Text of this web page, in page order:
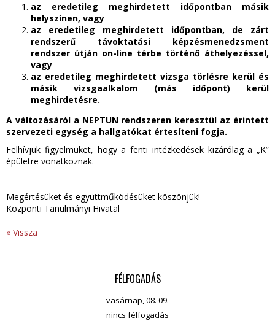
az eredetileg meghirdetett időpontban másik
helyszínen, vagy
az eredetileg meghirdetett időpontban, de zárt
rendszerű távoktatási képzésmenedzsment
rendszer útján on-line térbe történő áthelyezéssel,
vagy
az eredetileg meghirdetett vizsga törlésre kerül és
másik vizsgaalkalom (más időpont) kerül
meghirdetésre.
A változásáról a NEPTUN rendszeren keresztül az érintett
szervezeti egység a hallgatókat értesíteni fogja.
Felhívjuk figyelmüket, hogy a fenti intézkedések kizárólag a „K”
épületre vonatkoznak.
Megértésüket és együttműködésüket köszönjük!
Központi Tanulmányi Hivatal
« Vissza
FÉLFOGADÁS
vasárnap, 08. 09.
nincs félfogadás